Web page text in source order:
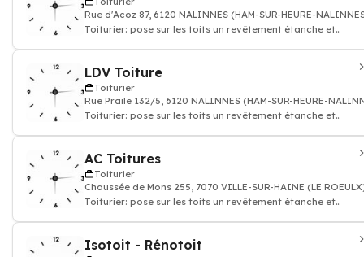
Rue d'Acoz 87, 6120 NALINNES (HAM-SUR-HEURE-
Toiturier: pose sur les toits un revêtement étanche et
LDV Toiture
Toiturier
Rue Praile 132/5, 6120 NALINNES (HAM-SUR-HEURE-
Toiturier: pose sur les toits un revêtement étanche et
AC Toitures
Toiturier
Chaussée de Mons 255, 7070 VILLE-SUR-HAINE (LE
Toiturier: pose sur les toits un revêtement étanche et
Isotoit - Rénotoit